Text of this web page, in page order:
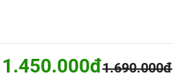
1.450.000đ1.690.000đ